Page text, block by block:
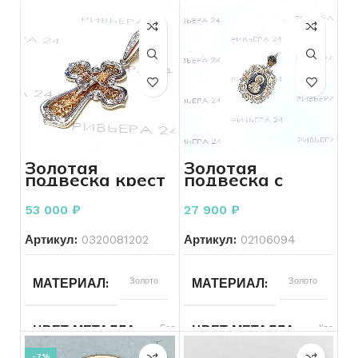
Золотая
подвеска крест
с бриллиантами
585 пробы 4.43
грамм
53 000 ₽
Артикул: 0320081202
МАТЕРИАЛ Золото
ЦВЕТ МЕТАЛЛА Белый
Золотая
подвеска с
эмалью 585
пробы 3,72
грамм
27 900 ₽
Артикул: 02106094
МАТЕРИАЛ Золото
ЦВЕТ МЕТАЛЛА Красный
-7%